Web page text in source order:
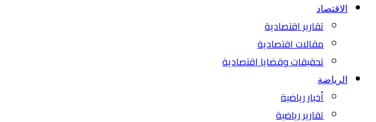
الاقتصاد
تقارير اقتصادية
مقالات اقتصادية
تحقيقات وقضايا اقتصادية
الرياضة
أخبار رياضية
تقارير رياضية